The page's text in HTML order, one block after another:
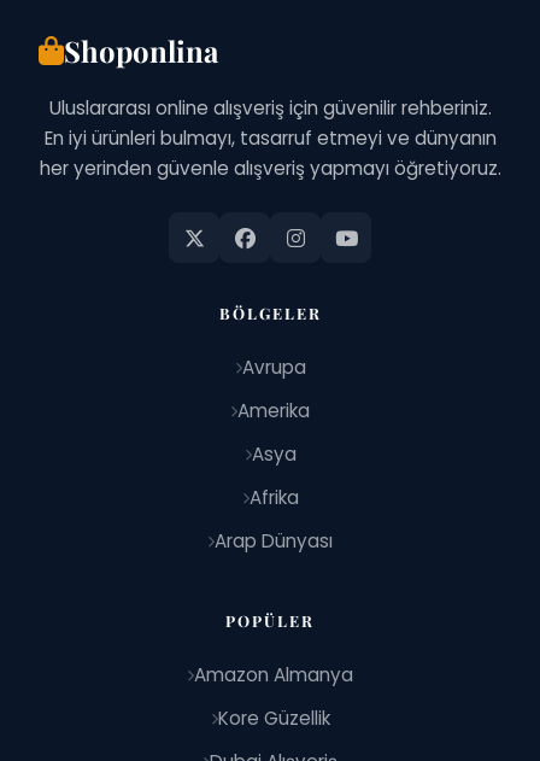
Shoponlina
Uluslararası online alışveriş için güvenilir rehberiniz.
En iyi ürünleri bulmayı, tasarruf etmeyi ve dünyanın
her yerinden güvenle alışveriş yapmayı öğretiyoruz.
BÖLGELER
Avrupa
Amerika
Asya
Afrika
Arap Dünyası
POPÜLER
Amazon Almanya
Kore Güzellik